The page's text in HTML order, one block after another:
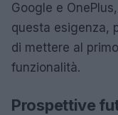
Google e
questa esigenza,
di mettere al
funzionalità.
Prospettive